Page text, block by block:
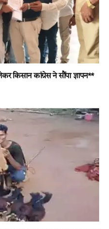
किसान कांग्रेस ने सौंपा ज्ञापन**